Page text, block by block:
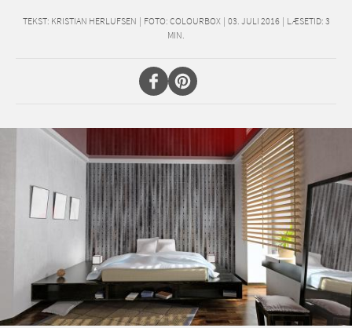
TEKST: KRISTIAN HERLUFSEN | FOTO: COLOURBOX | 03. JULI 2016 | LÆSETID: 3
MIN.